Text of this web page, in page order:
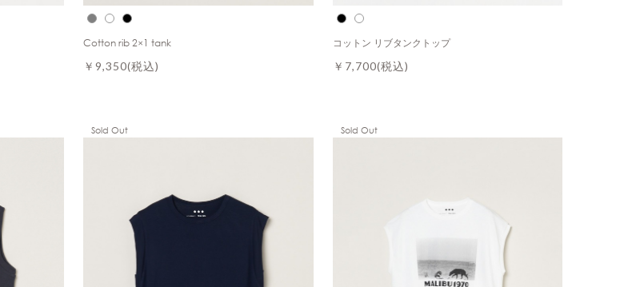
Cotton rib 2×1 tank
￥9,350(税込)
コットン リブタンクトップ
￥7,700(税込)
Sold Out Sold Out